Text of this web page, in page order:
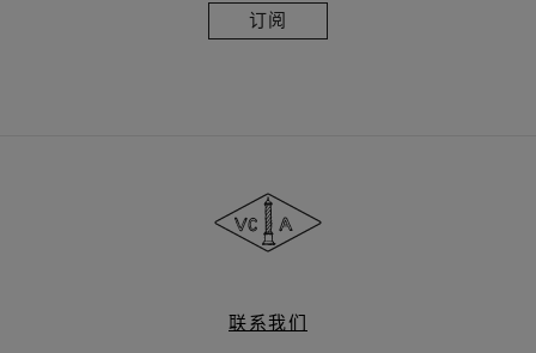
阅
&
Arpels
梵
雅
宝
联系我们